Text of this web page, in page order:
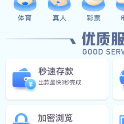
华南地
区
高安 吉安 宜春
萍乡
新余
福清 宁德
三明 南平
三亚 海口
河池
玉林
南宁
吉首
湘潭
宝安